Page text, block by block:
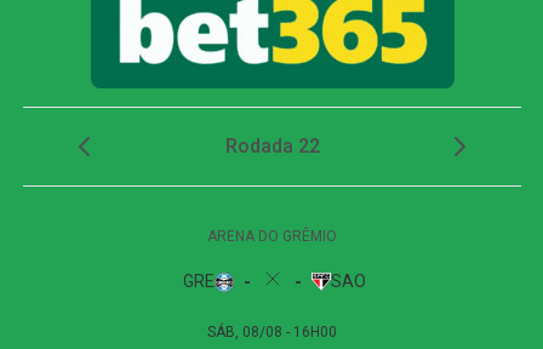
Na volta do intervalo, o Atlético-GO passou a buscar mais
o ataque e conseguiu abrir o placar aos 14 minutos.
bico de chuteira, colocando o Dragão em vantagem.
principalmente por meio de cruzamentos. Aos 25 minutos,
Kauan Cristtyan recebeu passe de Pedro Henrique
dentro da área e finalizou colocado, mas mandou por